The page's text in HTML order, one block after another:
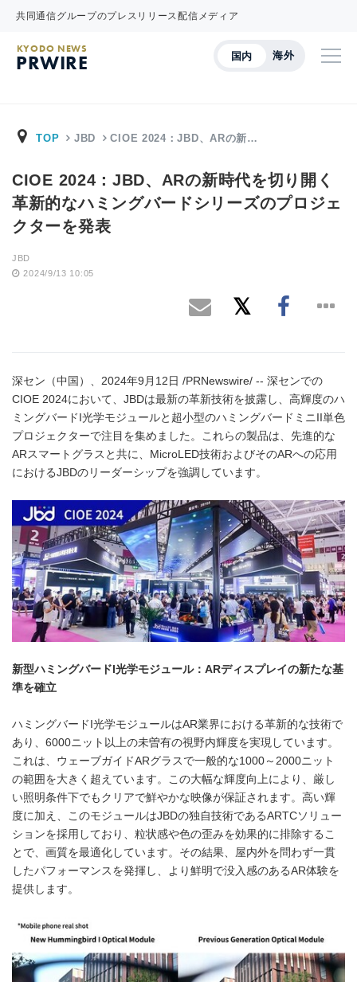
共同通信グループのプレスリリース配信メディア
国内 海外
KYODO NEWS
PRWIRE
TOP JBD CIOE 2024：JBD、ARの新…
CIOE 2024：JBD、ARの新時代を切り開く
革新的なハミングバードシリーズのプロジェ
クターを発表
JBD
2024/9/13 10:05
深セン（中国）、2024年9月12日 /PRNewswire/ -- 深センでの
CIOE 2024において、JBDは最新の革新技術を披露し、高輝度のハ
ミングバードI光学モジュールと超小型のハミングバードミニII単色
プロジェクターで注目を集めました。これらの製品は、先進的な
ARスマートグラスと共に、MicroLED技術およびそのARへの応用
におけるJBDのリーダーシップを強調しています。
新型ハミングバード 光学モジュール： ARディスプレイの新たな基
準を確立
ハミングバードI光学モジュールはAR業界における革新的な技術で
あり、6000ニット以上の未曽有の視野内輝度を実現しています。
これは、ウェーブガイドARグラスで一般的な1000～2000ニット
の範囲を大きく超えています。この大幅な輝度向上により、厳し
い照明条件下でもクリアで鮮やかな映像が保証されます。高い輝
度に加え、このモジュールはJBDの独自技術であるARTCソリュー
ションを採用しており、粒状感や色の歪みを効果的に排除するこ
とで、画質を最適化しています。その結果、屋内外を問わず一貫
したパフォーマンスを発揮し、より鮮明で没入感のあるAR体験を
提供します。